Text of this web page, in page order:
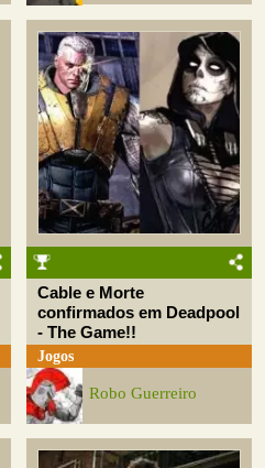
Cable e Morte
confirmados em Deadpool
- The Game!!
Jogos
Robo Guerreiro